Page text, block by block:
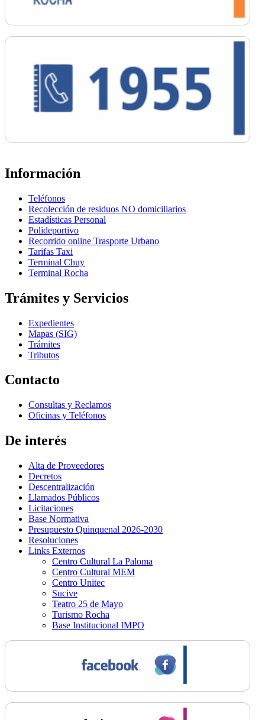
Información
Teléfonos
Recolección de residuos NO domiciliarios
Estadísticas Personal
Polideportivo
Recorrido online Trasporte Urbano
Tarifas Taxi
Terminal Chuy
Terminal Rocha
Trámites y Servicios
Expedientes
Mapas (SIG)
Trámites
Tributos
Contacto
Consultas y Reclamos
Oficinas y Teléfonos
De interés
Alta de Proveedores
Decretos
Descentralización
Llamados Públicos
Licitaciones
Base Normativa
Presupuesto Quinquenal 2026-2030
Resoluciones
Links Externos
Centro Cultural La Paloma
Centro Cultural MEM
Centro Unitec
Sucive
Teatro 25 de Mayo
Turismo Rocha
Base Institucional IMPO